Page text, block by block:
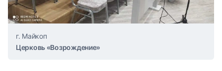
г. Майкоп
Церковь «Возрождение»